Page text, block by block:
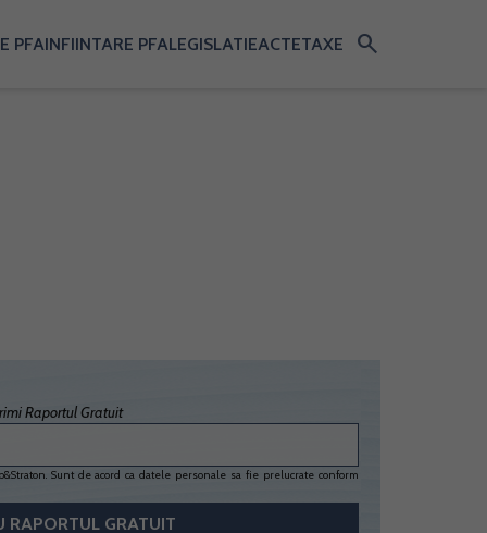
PFAINFIINTARE PFALEGISLATIEACTETAXE search
Raportul Gratuit
Sunt de acord ca datele personale sa fie prelucrate conform